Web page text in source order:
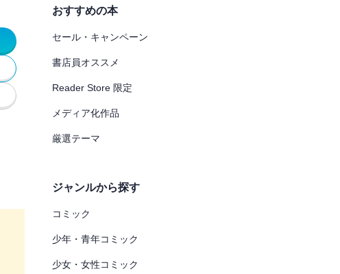
おすすめの本
セール・キャンペーン
書店員オススメ
Reader Store 限定
メディア化作品
厳選テーマ
ジャンルから探す
コミック
少年・青年コミック
少女・女性コミック